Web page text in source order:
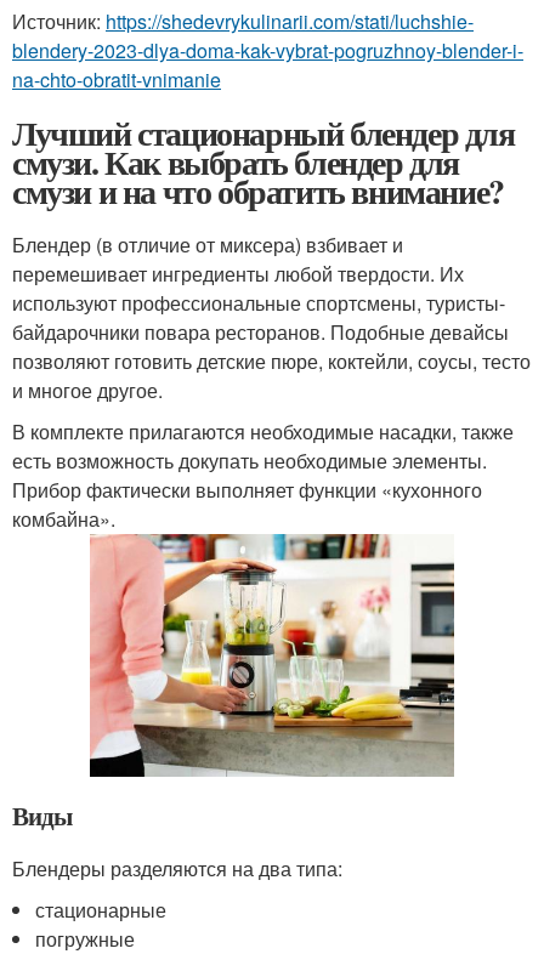
Источник: https://shedevrykulinarii.com/stati/luchshie-
blendery-2023-dlya-doma-kak-vybrat-pogruzhnoy-blender-i-
na-chto-obratit-vnimanie
Лучший стационарный блендер для
смузи. Как выбрать блендер для
смузи и на что обратить внимание?
Блендер (в отличие от миксера) взбивает и
перемешивает ингредиенты любой твердости. Их
используют профессиональные спортсмены, туристы-
байдарочники повара ресторанов. Подобные девайсы
позволяют готовить детские пюре, коктейли, соусы, тесто
и многое другое.
В комплекте прилагаются необходимые насадки, также
есть возможность докупать необходимые элементы.
Прибор фактически выполняет функции «кухонного
комбайна».
Виды
Блендеры разделяются на два типа:
стационарные
погружные